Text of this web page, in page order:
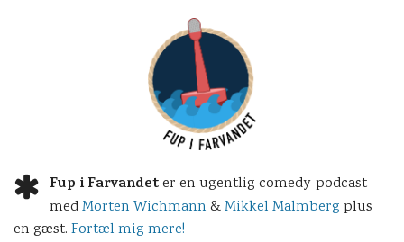
Fup i Farvandeter en ugentlig comedy-podcast
medMorten Wichmann &Mikkel Malmberg plus
en gæst. Fortæl mig mere!